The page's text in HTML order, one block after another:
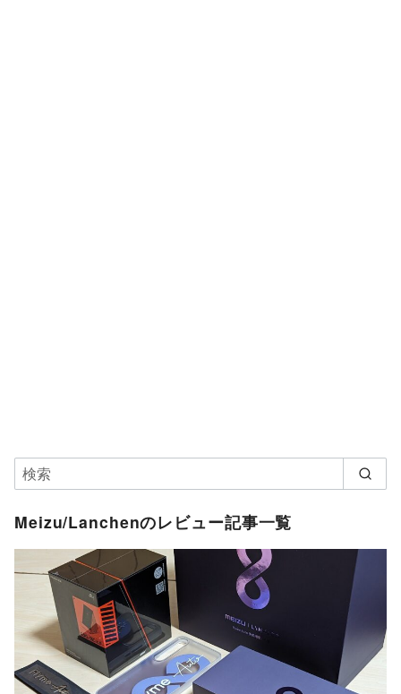
Meizu/Lanchenのレビュー記事一覧